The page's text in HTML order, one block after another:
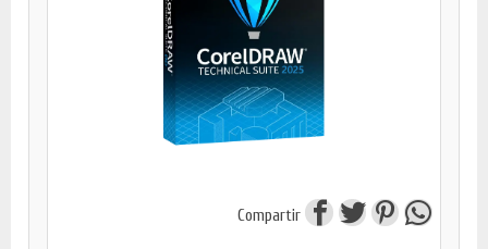
Compartir